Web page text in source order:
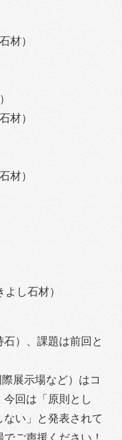
材）
材）
材）
し石材）
）、課題は前回と
展示場など）はコ
今回は「原則とし
い」と発表されて